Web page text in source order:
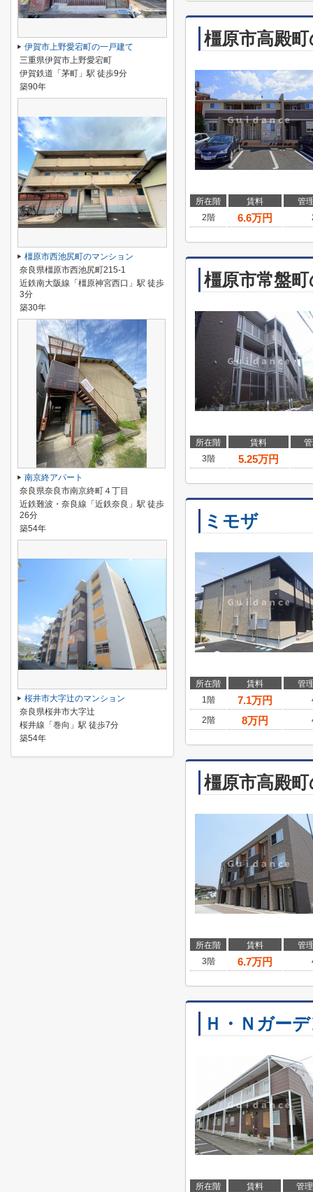
橿原市高殿
所在階 賃料
管
2階
6.6万円
橿原市常盤
所在階 賃料
3階
5.25万円
ミモザ
所在階 賃料
管
1階
7.1万円
2階 8万円
橿原市高殿
所在階 賃料
管
3階
6.7万円
Ｈ・Ｎガー
所在階 賃料
管
伊賀市上野愛宕町の一戸建て
三重県伊賀市上野愛宕町
伊賀鉄道「茅町」駅 徒歩9分
築90年
橿原市西池尻町のマンション
奈良県橿原市西池尻町215-1
近鉄南大阪線「橿原神宮西口」駅 徒歩
3分
築30年
南京終アパート
奈良県奈良市南京終町４丁目
近鉄難波・奈良線「近鉄奈良」駅 徒歩
26分
築54年
桜井市大字辻のマンション
奈良県桜井市大字辻
桜井線「巻向」駅 徒歩7分
築54年